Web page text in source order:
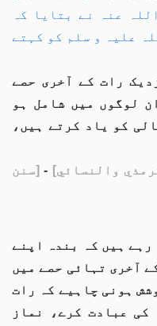
عنہ نے بتایا کہ
علیہ و سلم کو کہتے
رات کے آخری حصے
لوگوں میں شامل ہو
کو یاد کرتے ہیں،
والنسائي] - [سنن
ہیں کہ بندہ اپنے
آخری تہائی حصے میں
ہونی چاہیے کہ رات
عبادت کرے، نماز